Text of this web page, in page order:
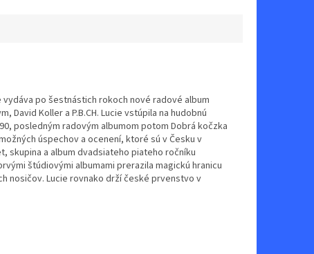
vydáva po šestnástich rokoch nové radové album
David Koller a P.B.CH. Lucie vstúpila na hudobnú
posledným radovým albumom potom Dobrá kočzka
úspechov a ocenení, ktoré sú v Česku v
skupina a album dvadsiateho piateho ročníku
štúdiovými albumami prerazila magickú hranicu
nosičov. Lucie rovnako drží české prvenstvo v